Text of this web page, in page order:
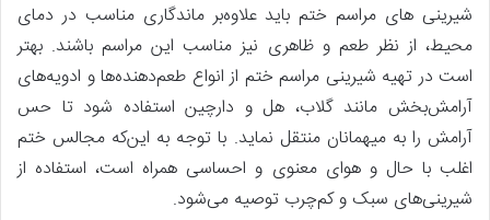
شیرینی های مراسم ختم باید علاوه‌بر ماندگاری مناسب در دمای
محیط، از نظر طعم و ظاهری نیز مناسب این مراسم باشند. بهتر
است در تهیه شیرینی مراسم ختم از انواع طعم‌دهنده‌ها و ادویه‌های
آرامش‌بخش مانند گلاب، هل و دارچین استفاده شود تا حس
آرامش را به میهمانان منتقل نماید. با توجه به این‌که مجالس ختم
اغلب با حال و هوای معنوی و احساسی همراه است، استفاده از
شیرینی‌های سبک و کم‌چرب توصیه می‌شود.